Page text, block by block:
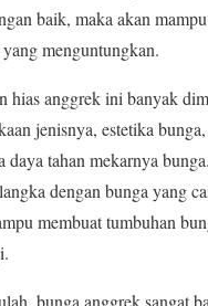
baik, maka akan
menguntungkan.
hias anggrek ini banyak
jenisnya, estetika
daya tahan mekarnya
dengan bunga yang
membuat tumbuhan
bunga anggrek sangat